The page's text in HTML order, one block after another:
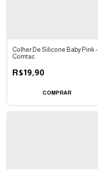
Colher De Silicone Baby Pink -
Comtac
R$19,90